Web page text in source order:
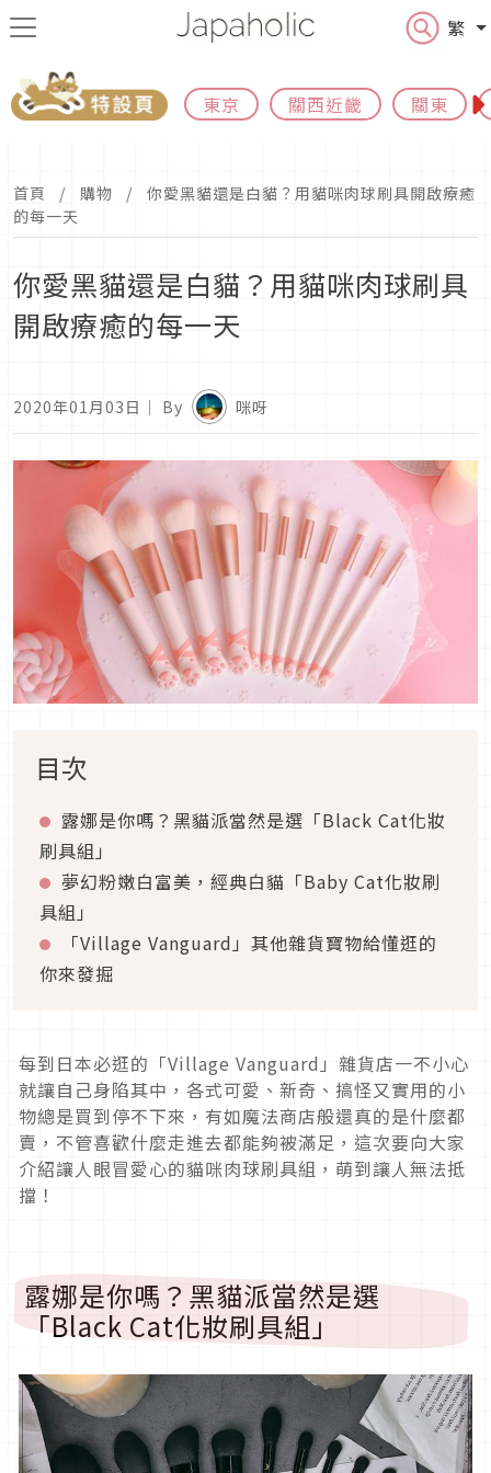
繁
東京 關西近畿 關東
首頁 購物
你愛黑貓還是白貓？用貓咪肉球刷具開啟療癒
的每一天
你愛黑貓還是白貓？用貓咪肉球刷具
開啟療癒的每一天
2020年01月03日 ｜ By 咪呀
目次
露娜是你嗎？黑貓派當然是選「Black Cat化妝
刷具組」
夢幻粉嫩白富美，經典白貓「Baby Cat化妝刷
具組」
「Village Vanguard」其他雜貨寶物給懂逛的
你來發掘
每到日本必逛的「Village Vanguard」雜貨店一不小心
就讓自己身陷其中，各式可愛、新奇、搞怪又實用的小
物總是買到停不下來，有如魔法商店般還真的是什麼都
賣，不管喜歡什麼走進去都能夠被滿足，這次要向大家
介紹讓人眼冒愛心的貓咪肉球刷具組，萌到讓人無法抵
擋！
露娜是你嗎？黑貓派當然是選
「Black Cat化妝刷具組」